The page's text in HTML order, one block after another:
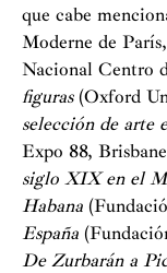
que cabe
Moderne de
Nacional Centro
figuras(Oxford
selección de arte
Expo 88,
siglo XIX en el
Habana
España
De Zurbarán a